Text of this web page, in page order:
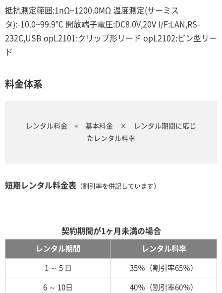
抵抗測定範囲:1nΩ~1200.0MΩ 温度測定(サーミス
タ):-10.0~99.9℃ 開放端子電圧:DC8.0V,20V I/F:LAN,RS-
232C,USB opL2101:クリップ形リード opL2102:ピン型リー
ド
料金体系
レンタル料金 = 基本料金 × レンタル期間に応じ
たレンタル料率
短期レンタル料金表 （割引率を併記しています）
契約期間が1ヶ月未満の場合
レンタル期間 レンタル料率
1 ～ 5 日 35％（割引率65％）
6 ～ 10日 40％（割引率60％）